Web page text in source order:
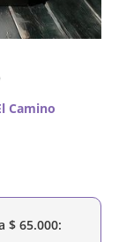
Camino
$ 65.000: